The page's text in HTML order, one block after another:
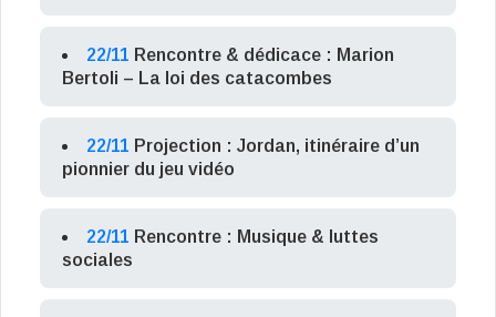
22/11 Rencontre & dédicace : Marion
Bertoli – La loi des catacombes
22/11 Projection : Jordan, itinéraire d’un
pionnier du jeu vidéo
22/11 Rencontre : Musique & luttes
sociales